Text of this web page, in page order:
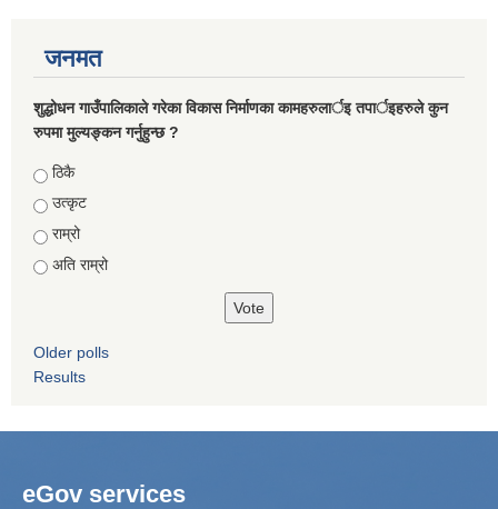
जनमत
शुद्धोधन गाउँपालिकाले गरेका विकास निर्माणका कामहरुलार्इ तपार्इहरुले कुन
रुपमा मुल्यङ्कन गर्नुहुन्छ ?
Choices
ठिकै
उत्कृट
राम्रो
अति राम्रो
Older polls
Results
eGov services